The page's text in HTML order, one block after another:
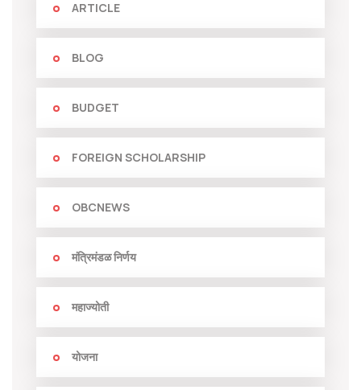
ARTICLE
BLOG
BUDGET
FOREIGN SCHOLARSHIP
OBCNEWS
मंत्रिमंडळ निर्णय
महाज्योती
योजना